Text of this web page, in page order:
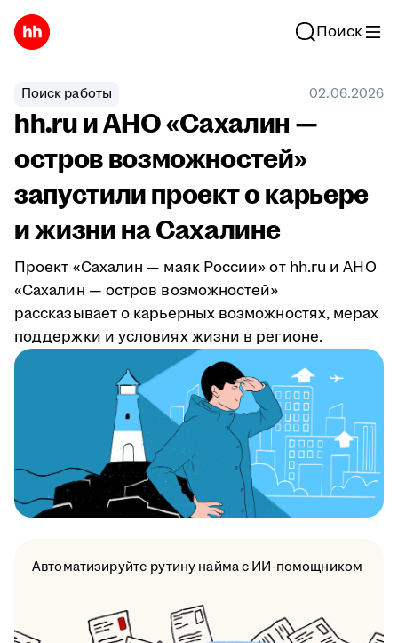
Поиск
Поиск работы 02.06.2026
hh.ru и АНО «Сахалин —
остров возможностей»
запустили проект о карьере
и жизни на Сахалине
Проект «Сахалин — маяк России» от hh.ru и АНО
«Сахалин — остров возможностей»
рассказывает о карьерных возможностях, мерах
поддержки и условиях жизни в регионе.
Автоматизируйте рутину найма с ИИ-помощником